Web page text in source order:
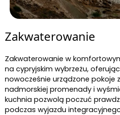
Zakwaterowanie
Zakwaterowanie w
na cypryjskim wybrzeżu,
nowocześnie urządzone pokoje z
nadmorskiej promenady i
kuchnia pozwolą poczuć
podczas wyjazdu